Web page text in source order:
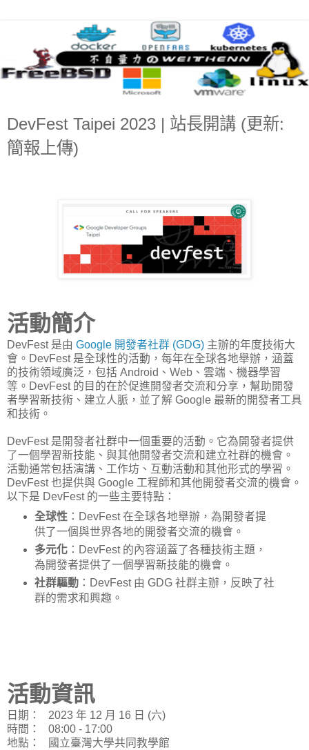
DevFest Taipei 2023 | 站長開講 (更新:
簡報上傳)
活動簡介
DevFest 是由 Google 開發者社群 (GDG) 主辦的年度技術大
會。DevFest 是全球性的活動，每年在全球各地舉辦，涵蓋
的技術領域廣泛，包括 Android、Web、雲端、機器學習
等。DevFest 的目的在於促進開發者交流和分享，幫助開發
者學習新技術、建立人脈，並了解 Google 最新的開發者工具
和技術。
DevFest 是開發者社群中一個重要的活動。它為開發者提供
了一個學習新技能、與其他開發者交流和建立社群的機會。
活動通常包括演講、工作坊、互動活動和其他形式的學習。
DevFest 也提供與 Google 工程師和其他開發者交流的機會。
以下是 DevFest 的一些主要特點：
全球性：DevFest 在全球各地舉辦，為開發者提
供了一個與世界各地的開發者交流的機會。
多元化：DevFest 的內容涵蓋了各種技術主題，
為開發者提供了一個學習新技能的機會。
社群驅動：DevFest 由 GDG 社群主辦，反映了社
群的需求和興趣。
活動資訊
日期： 2023 年 12 月 16 日 (六)
時間： 08:00 - 17:00
地點： 國立臺灣大學共同教學館